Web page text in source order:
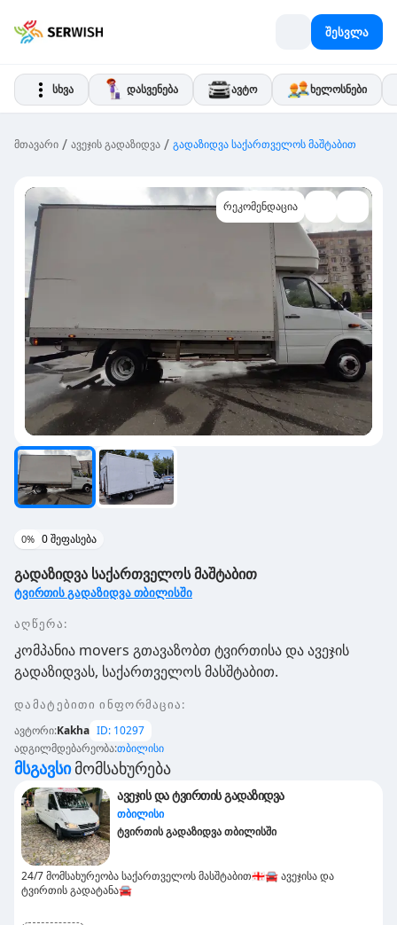
შესვლა
სხვა დასვენება ავტო ხელოსნები
მთავარი / ავეჯის გადაზიდვა / გადაზიდვა საქართველოს მაშტაბით
რეკომენდაცია
0% 0შეფასება
გადაზიდვა საქართველოს მაშტაბით
ტვირთის გადაზიდვა თბილისში
აღწერა:
კომპანია movers გთავაზობთ ტვირთისა და ავეჯის
გადაზიდვას, საქართველოს მასშტაბით.
დამატებითი ინფორმაცია:
ავტორი:Kakha ID: 10297
ადგილმდებარეობა:თბილისი
Მსგავსი Მომსახურება
ავეჯის და ტვირთის გადაზიდვა
თბილისი
ტვირთის გადაზიდვა თბილისში
24/7 მომსახურეობა საქართველოს მასშტაბით🇬🇪🚘 ავეჯისა და
ტვირთის გადატანა🚘